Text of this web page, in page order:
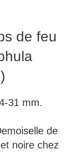
de feu
31 mm.
de
noire chez